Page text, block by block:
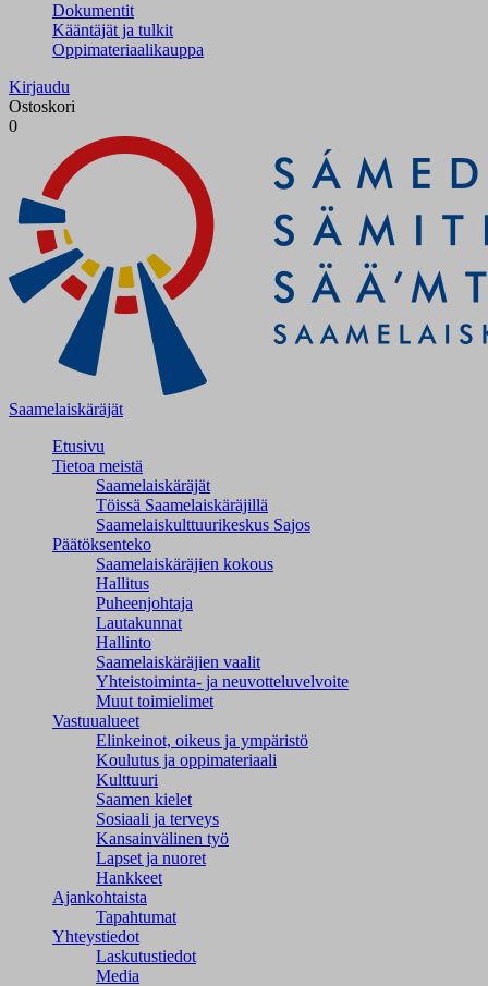
Dokumentit
Kääntäjät ja tulkit
Oppimateriaalikauppa
Kirjaudu
Ostoskori
0
Saamelaiskäräjät
Etusivu
Tietoa meistä
Saamelaiskäräjät
Töissä Saamelaiskäräjillä
Saamelaiskulttuuri­keskus Sajos
Päätöksenteko
Saamelaiskäräjien kokous
Hallitus
Puheenjohtaja
Lautakunnat
Hallinto
Saamelaiskäräjien vaalit
Yhteistoiminta- ja neuvotteluvelvoite
Muut toimielimet
Vastuualueet
Elinkeinot, oikeus ja ympäristö
Koulutus ja oppimateriaali
Kulttuuri
Saamen kielet
Sosiaali ja terveys
Kansainvälinen työ
Lapset ja nuoret
Hankkeet
Ajankohtaista
Tapahtumat
Yhteystiedot
Laskutustiedot
Media